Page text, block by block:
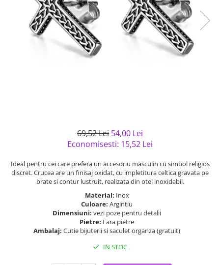
semipretioase
Bijuterii argint placat cu aur
Bijuterii argint cu diverse
Bijuterii de Lux
Bijuterii gotice si rock
Bijuterii Handmade
Solutii si lavete de curatare
69,52 Lei 54,00 Lei
Economisesti: 15,52 Lei
Ideal pentru cei care prefera un accesoriu masculin cu simbol religios
discret. Crucea are un finisaj oxidat, cu impletitura celtica gravata pe
brate si contur lustruit, realizata din otel inoxidabil.
Material: Inox
Culoare: Argintiu
Dimensiuni: vezi poze pentru detalii
Pietre: Fara pietre
Ambalaj: Cutie bijuterii si saculet organza (gratuit)
IN STOC